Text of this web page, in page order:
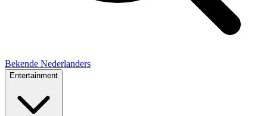
Bekende Nederlanders
Entertainment